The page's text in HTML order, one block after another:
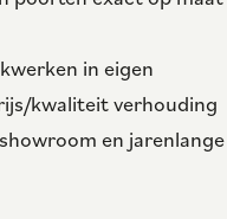
in eigen
kwaliteit verhouding
en jarenlange